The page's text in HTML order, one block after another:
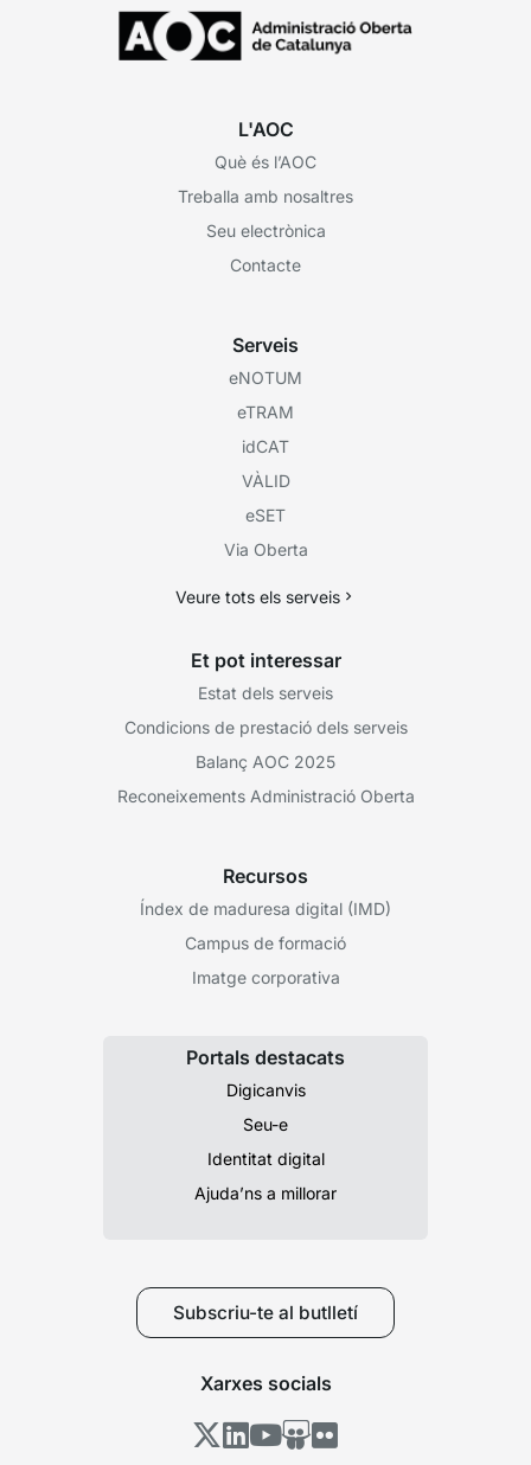
L'AOC
Què és l’AOC
Treballa amb nosaltres
Seu electrònica
Contacte
Serveis
eNOTUM
eTRAM
idCAT
VÀLID
eSET
Via Oberta
Veure tots els serveis
Et pot interessar
Estat dels serveis
Condicions de prestació dels serveis
Balanç AOC 2025
Reconeixements Administració Oberta
Recursos
Índex de maduresa digital (IMD)
Campus de formació
Imatge corporativa
Portals destacats
Digicanvis
Seu-e
Identitat digital
Ajuda’ns a millorar
Subscriu-te al butlletí
Xarxes socials